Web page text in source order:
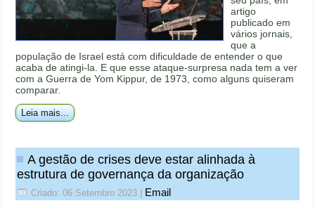
artigo
publicado em
vários jornais,
que a
população de Israel está com dificuldade de entender o que
acaba de atingi-la. E que esse ataque-surpresa nada tem a ver
com a Guerra de Yom Kippur, de 1973, como alguns quiseram
comparar.
Leia mais...
A gestão de crises deve estar alinhada à
estrutura de governança da organização
Criado: 06 Setembro 2023 Email